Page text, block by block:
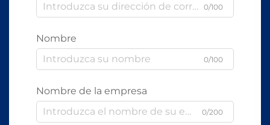
0/100
Nombre
0/100
Nombre de la empresa
0/200